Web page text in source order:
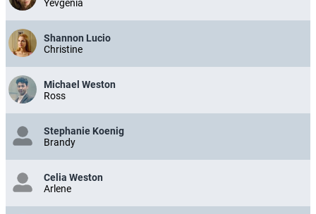
Yevgenia
Shannon Lucio
Christine
Michael Weston
Ross
Stephanie Koenig
Brandy
Celia Weston
Arlene